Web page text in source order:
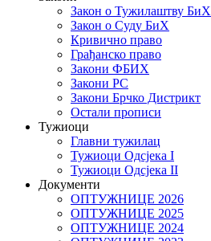
Закон о Тужилаштву БиХ
Закон о Суду БиХ
Кривично право
Грађанско право
Закони ФБИХ
Закони РС
Закони Брчко Дистрикт
Остали прописи
Тужиоци
Главни тужилац
Тужиоци Oдсјекa I
Тужиоци Oдсјекa II
Документи
ОПТУЖНИЦЕ 2026
ОПТУЖНИЦЕ 2025
ОПТУЖНИЦЕ 2024